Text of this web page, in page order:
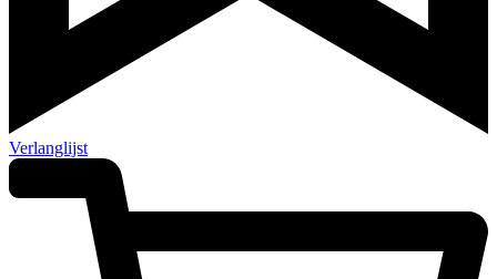
Verlanglijst